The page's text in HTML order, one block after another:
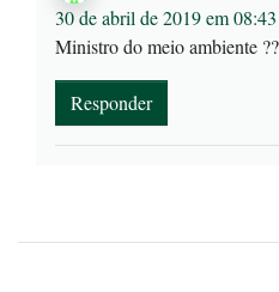
30 de abril de 2019 em 08:43
Ministro do meio ambiente
Responder